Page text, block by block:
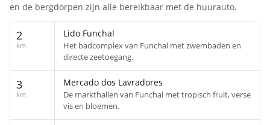
en de bergdorpen zijn alle bereikbaar met de huurauto.
2
km
Lido Funchal
Het badcomplex van Funchal met zwembaden en
directe zeetoegang.
3
km
Mercado dos Lavradores
De markthallen van Funchal met tropisch fruit, verse
vis en bloemen.